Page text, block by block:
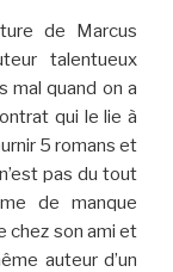
de Marcus
talentueux
mal quand on a
qui le lie à
5 romans et
pas du tout
de manque
chez son ami et
auteur d’un